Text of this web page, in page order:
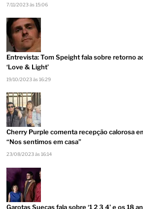
7/11/2023 às 15:06
Entrevista: Tom Speight fala sobre retorno
‘Love & Light’
19/10/2023 às 16:29
Cherry Purple comenta recepção calorosa
“Nos sentimos em casa”
23/08/2023 às 16:14
Garotas Suecas fala sobre ‘1 2 3 4’ e os 18